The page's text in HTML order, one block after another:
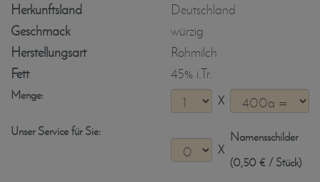
Herkunftsland
Deutschland
Geschmack
würzig
Herstellungsart
Rohmilch
Fett
45% i.Tr.
Menge: X
Unser Service für Sie:
X
Namensschilder
(0,50 € / Stück)